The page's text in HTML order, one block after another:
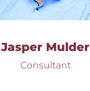
Jasper Mulder
Consultant